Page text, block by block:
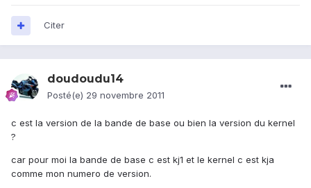
Citer
doudoudu14
Posté(e) 29 novembre 2011
c est la version de la bande de base ou bien la version du kernel
?
car pour moi la bande de base c est kj1 et le kernel c est kja
comme mon numero de version.